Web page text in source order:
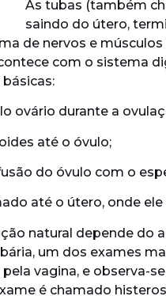
As tubas (também
saindo do útero,
de nervos e
com o sistema
ovário durante a
até o óvulo;
do óvulo com o
até o útero, onde
natural depende do
um dos exames
vagina, e observa-
é chamado